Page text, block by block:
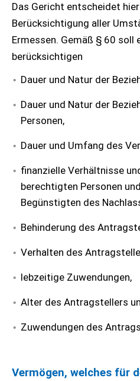
Das Gericht entscheidet
Berücksichtigung aller
Ermessen. Gemäß § 60 soll
berücksichtigen
Dauer und Natur der
Dauer und Natur der
Personen,
Dauer und Umfang des
finanzielle Verhältnisse
berechtigten Personen
Begünstigten des
Behinderung des
Verhalten des
lebzeitige Zuwendungen,
Alter des Antragstellers
Zuwendungen des
Vermögen, welches für